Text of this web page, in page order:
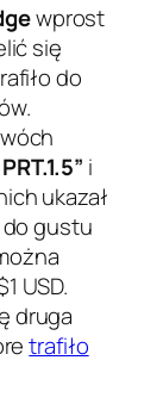
wprost
się
do
i
ukazał
do gustu
USD.
druga
trafiło